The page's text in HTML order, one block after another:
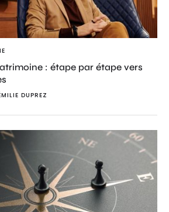
: étape par étape vers
DUPREZ